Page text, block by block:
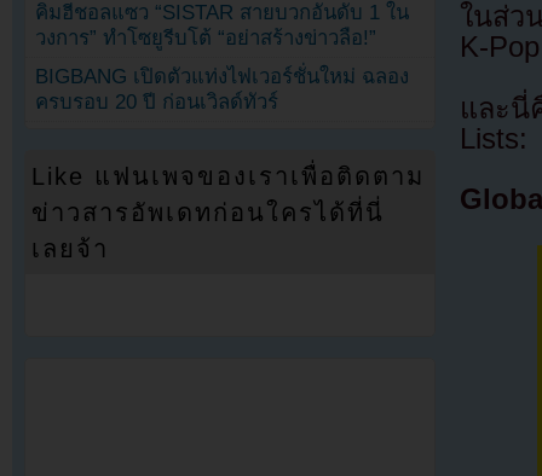
ในส่ว
K-
และนี่
Lists:
คิมฮีชอลแซว “SISTAR สายบวกอันดับ 1 ใน
วงการ” ทำโซยูรีบโต้ “อย่าสร้างข่าวลือ!”
BIGBANG เปิดตัวแท่งไฟเวอร์ชั่นใหม่ ฉลอง
ครบรอบ 20 ปี ก่อนเวิลด์ทัวร์
Like แฟนเพจของเราเพื่อติดตาม
ข่าวสารอัพเดทก่อนใครได้ที่นี่
เลยจ้า